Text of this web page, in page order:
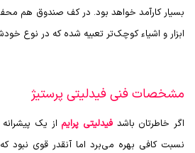
بسیار کارآمد خواهد بود. در کف صندوق هم
ابزار و اشیاء کوچک‌تر تعبیه شده که در نوع
مشخصات فنی فیدلیتی پرستیژ
اگر خاطرتان باشدفیدلیتی پرایم
نسبت کافی بهره می‌برد اما آنقدر قوی نبود